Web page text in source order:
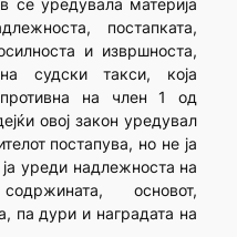
се уредувала материја
постапката,
и извршноста,
судски такси, која
на член 1 од
овој закон уредувал
постапува, но не ја
уреди надлежноста на
основот,
па дури и наградата на